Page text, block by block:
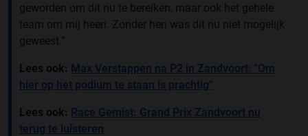
geworden om dit nu te bereiken, maar ook het gehele
team om mij heen. Zonder hen was dit nu niet mogelijk
geweest.”
Lees ook: Max Verstappen na P2 in Zandvoort: "Om
hier op het podium te staan is prachtig"
Lees ook: Race Gemist: Grand Prix Zandvoort nu
terug te luisteren